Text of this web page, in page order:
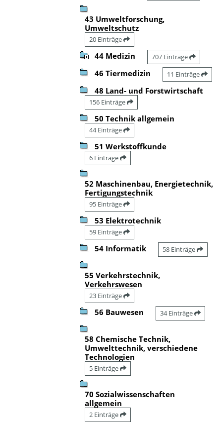
43 Umweltforschung,
Umweltschutz
20 Einträge
44 Medizin 707 Einträge
46 Tiermedizin 11 Einträge
48 Land- und Forstwirtschaft
156 Einträge
50 Technik allgemein
44 Einträge
51 Werkstoffkunde
6 Einträge
52 Maschinenbau, Energietechnik,
Fertigungstechnik
95 Einträge
53 Elektrotechnik
59 Einträge
54 Informatik 58 Einträge
55 Verkehrstechnik,
Verkehrswesen
23 Einträge
56 Bauwesen 34 Einträge
58 Chemische Technik,
Umwelttechnik, verschiedene
Technologien
5 Einträge
70 Sozialwissenschaften
allgemein
2 Einträge